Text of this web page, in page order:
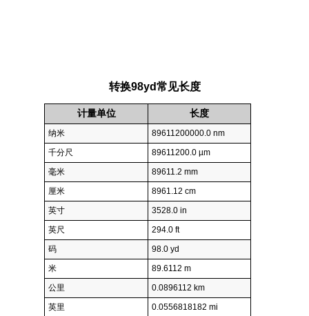
转换98yd常见长度
计量单位 长度
纳米
89611200000.0 nm
千分尺
89611200.0 µm
毫米
89611.2 mm
厘米
8961.12 cm
英寸
3528.0 in
英尺
294.0 ft
码
98.0 yd
米
89.6112 m
公里
0.0896112 km
英里
0.0556818182 mi